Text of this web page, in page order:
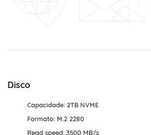
Disco
Capacidade: 2TB NVME
Formato: M.2 2280
Read speed: 3500 MB/s